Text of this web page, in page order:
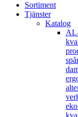
Sortiment
Tjänster
Katalog